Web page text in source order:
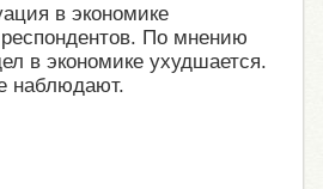
в экономике
По мнению
в экономике ухудшается.
наблюдают.